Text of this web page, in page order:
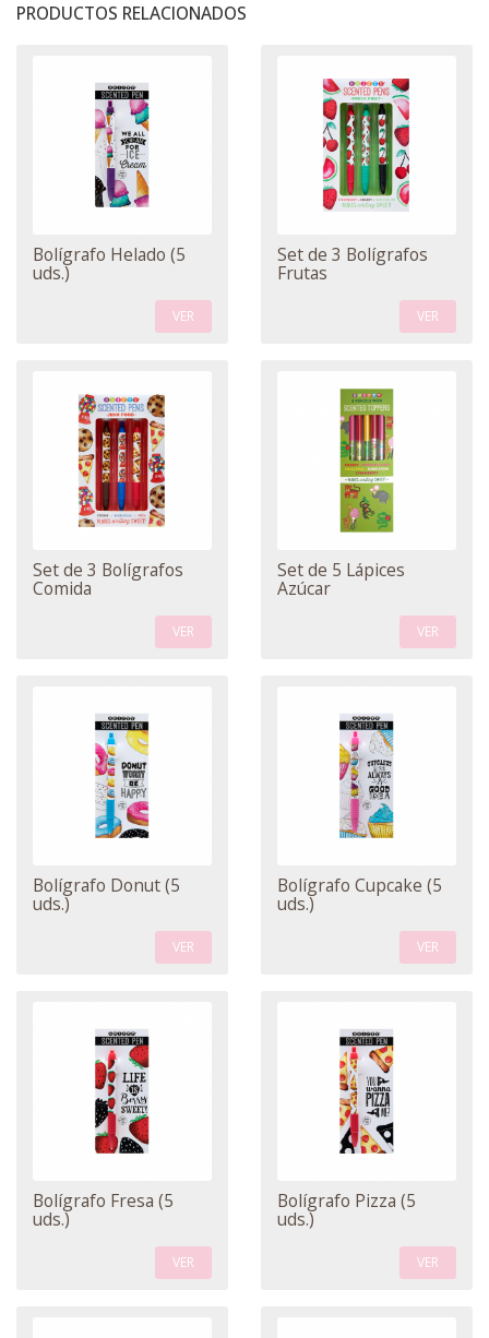
PRODUCTOS RELACIONADOS
Bolígrafo Helado (5
uds.)
VER
Set de 3 Bolígrafos
Frutas
VER
Set de 3 Bolígrafos
Comida
VER
Set de 5 Lápices
Azúcar
VER
Bolígrafo Donut (5
uds.)
VER
Bolígrafo Cupcake (5
uds.)
VER
Bolígrafo Fresa (5
uds.)
VER
Bolígrafo Pizza (5
uds.)
VER